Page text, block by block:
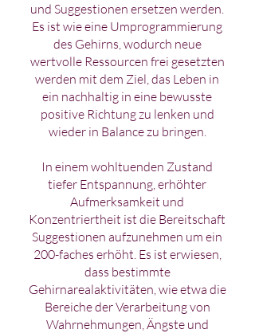
und Suggestionen ersetzen werden.
Es ist wie eine Umprogrammierung
des Gehirns, wodurch neue
wertvolle Ressourcen frei gesetzten
werden mit dem Ziel, das Leben in
ein nachhaltig in eine bewusste
positive Richtung zu lenken und
wieder in Balance zu bringen.
In einem wohltuenden Zustand
tiefer Entspannung, erhöhter
Aufmerksamkeit und
Konzentriertheit ist die Bereitschaft
Suggestionen aufzunehmen um ein
200-faches erhöht. Es ist erwiesen,
dass bestimmte
Gehirnarealaktivitäten, wie etwa die
Bereiche der Verarbeitung von
Wahrnehmungen, Ängste und